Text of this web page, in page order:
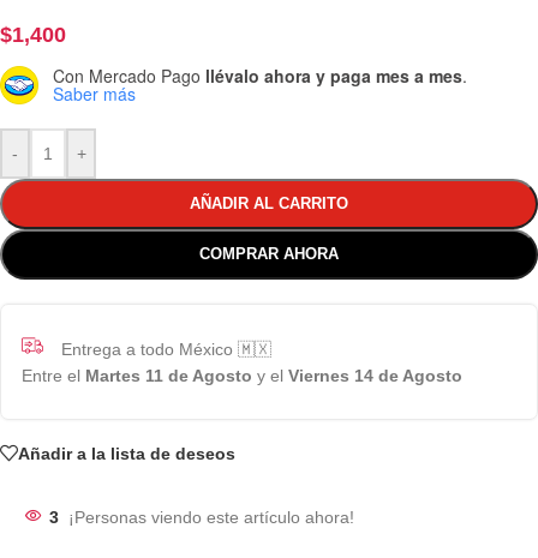
$1,400
Con Mercado Pago llévalo ahora y paga mes a mes.
Saber más
- +
AÑADIR AL CARRITO
COMPRAR AHORA
Entrega a todo México 🇲🇽
Entre el Martes 11 de Agosto y el Viernes 14 de Agosto
Añadir a la lista de deseos
3 ¡Personas viendo este artículo ahora!